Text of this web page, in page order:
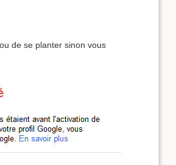
de se planter sinon vous